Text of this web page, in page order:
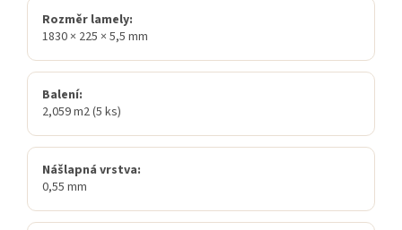
Rozměr lamely:
1830 × 225 × 5,5 mm
Balení:
2,059 m2 (5 ks)
Nášlapná vrstva:
0,55 mm